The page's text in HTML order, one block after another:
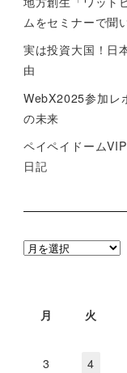
ムをセミナーで聞
実は投資大国！日
由
WebX2025参加レ
の未来
ペイペイドーム
日記
ア
月
火
3
4